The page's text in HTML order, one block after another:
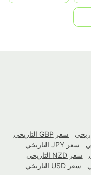
سعر GBP التاريخي
سعر JPY التاريخي
سعر NZD التاريخي
سعر USD التاريخي